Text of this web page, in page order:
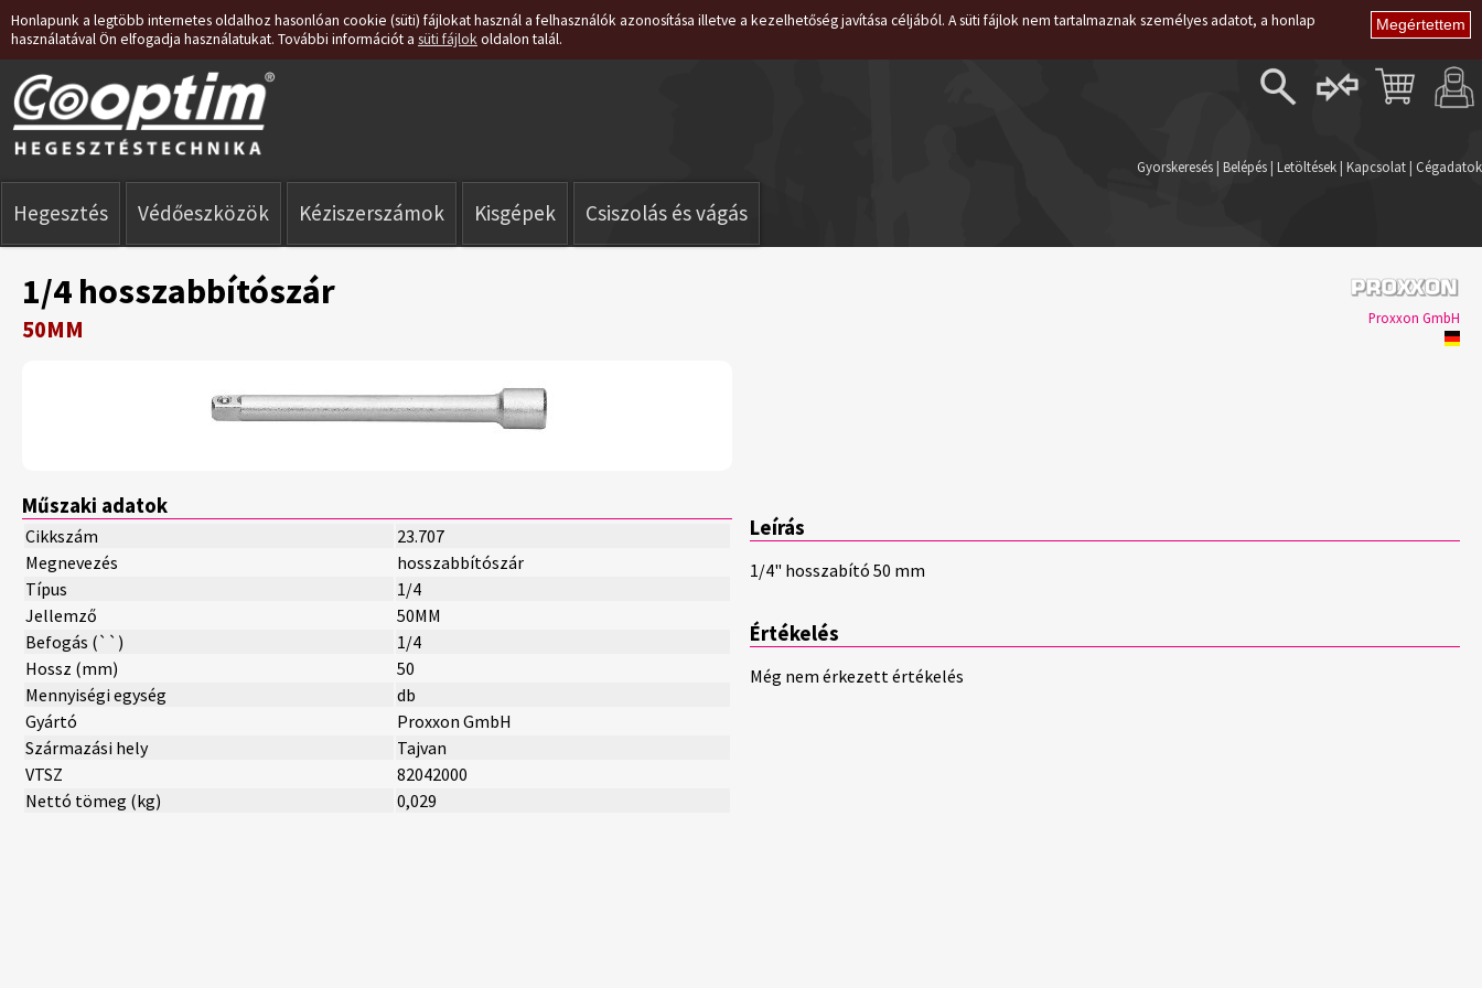
Honlapunk a legtöbb internetes oldalhoz hasonlóan cookie (süti) fájlokat használ a felhasználók azonosítása illetve a kezelhetőség javítása céljából. A süti fájlok nem tartalmaznak személyes adatot, a honlap
használatával Ön elfogadja használatukat. További információt a süti fájlok oldalon talál.
Regisztráció
Gyorskeresés | Belépés | Letöltések | Kapcsolat | Cégadatok
Hegesztés Védőeszközök Kéziszerszámok Kisgépek Csiszolás és vágás
1/4 hosszabbítószár
50MM Proxxon GmbH
Műszaki adatok
Cikkszám
23.707
Megnevezés
hosszabbítószár
Típus
1/4
Jellemző
50MM
Befogás (``)
1/4
Hossz (mm)
50
Mennyiségi egység
db
Gyártó
Proxxon GmbH
Származási hely
Tajvan
VTSZ
82042000
Nettó tömeg (kg)
0,029
Leírás
1/4" hosszabító 50 mm
Értékelés
Még nem érkezett értékelés